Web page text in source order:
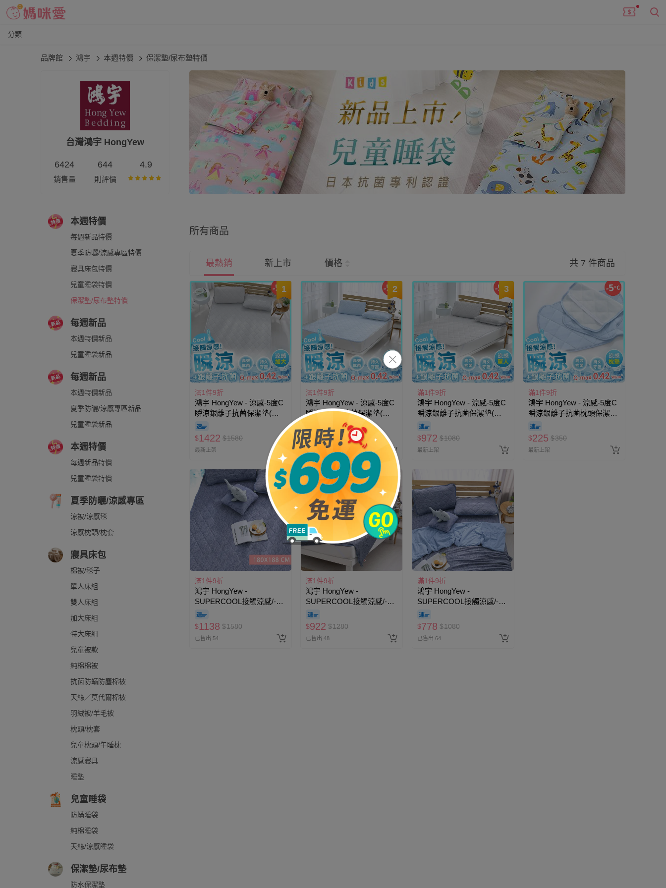
分類
品牌館 鴻宇 本週特價 保潔墊/尿布墊特價
台灣鴻宇 HongYew
6424
銷售量
644
則評價
4.9
本週特價
每週新品特價
夏季防曬/涼感專區特價
寢具床包特價
兒童睡袋特價
保潔墊/尿布墊特價
每週新品
本週特價新品
兒童睡袋新品
每週新品
本週特價新品
夏季防曬/涼感專區新品
兒童睡袋新品
本週特價
每週新品特價
兒童睡袋特價
夏季防曬/涼感專區
涼被/涼感毯
涼感枕頭/枕套
寢具床包
棉被/毯子
單人床組
雙人床組
加大床組
特大床組
兒童被款
純棉棉被
抗菌防蟎防塵棉被
天絲／莫代爾棉被
羽絨被/羊毛被
枕頭/枕套
兒童枕頭/午睡枕
涼感寢具
睡墊
兒童睡袋
防蟎睡袋
純棉睡袋
天絲/涼感睡袋
保潔墊/尿布墊
防水保潔墊
所有商品
最熱銷 新上市 價格 共 7 件商品
1
滿1件9折
鴻宇 HongYew - 涼感-5度C
瞬涼銀離子抗菌保潔墊(不
含枕墊)-雙人加大
$1422 $1580
最新上架
2
滿1件9折
鴻宇 HongYew - 涼感-5度C
瞬涼銀離子抗菌保潔墊(不
含枕墊)-雙人
$1152 $ 1280
最新上架
3
滿1件9折
鴻宇 HongYew - 涼感-5度C
瞬涼銀離子抗菌保潔墊(不
含枕墊)-單人
$972 $1080
最新上架
滿1件9折
鴻宇 HongYew - 涼感-5度C
瞬涼銀離子抗菌枕頭保潔墊
(48x74cm)-1入
$225 $350
最新上架
滿1件9折
鴻宇 HongYew -
SUPERCOOL接觸涼感/-5
度C瞬涼可洗/抗菌保潔墊-
雙人加大
$1138 $1580
已售出 54
滿1件9折
鴻宇 HongYew -
SUPERCOOL接觸涼感/-5
度C瞬涼可洗/抗菌保潔墊-
雙人
$922 $1280
已售出 48
滿1件9折
鴻宇 HongYew -
SUPERCOOL接觸涼感/-5
度C瞬涼可洗/抗菌保潔墊-
單人
$778 $1080
已售出 64